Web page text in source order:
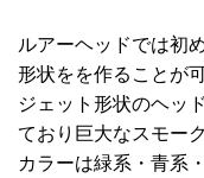
ルアーヘッドでは初
形状をを作ることが
ジェット形状のヘッ
ており巨大なスモー
カラーは緑系・青系